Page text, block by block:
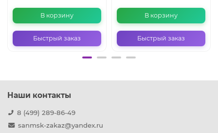
В корзину
Быстрый заказ
В корзину
Быстрый заказ
Наши контакты
8 (499) 289-86-49
sanmsk-zakaz@yandex.ru